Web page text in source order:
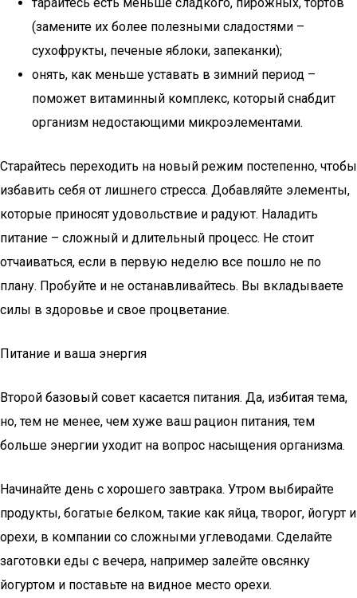
(замените их более полезными сладостями –
сухофрукты, печеные яблоки, запеканки);
онять, как меньше уставать в зимний период –
поможет витаминный комплекс, который снабдит
организм недостающими микроэлементами.
Старайтесь переходить на новый режим постепенно, чтобы
избавить себя от лишнего стресса. Добавляйте элементы,
которые приносят удовольствие и радуют. Наладить
питание – сложный и длительный процесс. Не стоит
отчаиваться, если в первую неделю все пошло не по
плану. Пробуйте и не останавливайтесь. Вы вкладываете
силы в здоровье и свое процветание.
Питание и ваша энергия
Второй базовый совет касается питания. Да, избитая тема,
но, тем не менее, чем хуже ваш рацион питания, тем
больше энергии уходит на вопрос насыщения организма.
Начинайте день с хорошего завтрака. Утром выбирайте
продукты, богатые белком, такие как яйца, творог, йогурт и
орехи, в компании со сложными углеводами. Сделайте
заготовки еды с вечера, например залейте овсянку
йогуртом и поставьте на видное место орехи.